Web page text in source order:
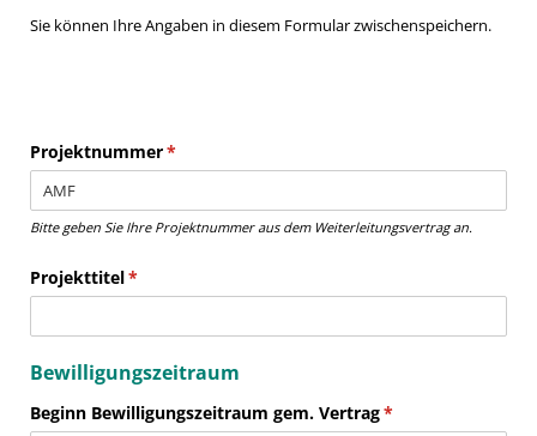
Sie können Ihre Angaben in diesem Formular zwischenspeichern.
Projektnummer*
(erforderlich)
Bitte geben Sie Ihre Projektnummer aus dem Weiterleitungsvertrag an.
Projekttitel*
(erforderlich)
Bewilligungszeitraum
Beginn Bewilligungszeitraum gem. Vertrag*
(erforderlich)